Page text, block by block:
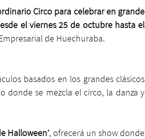
Circo para celebrar en grande
el viernes 25 de octubre hasta el
de Huechuraba.
basados en los grandes clásicos
donde se mezcla el circo, la danza y
Halloween’, ofrecerá un show donde